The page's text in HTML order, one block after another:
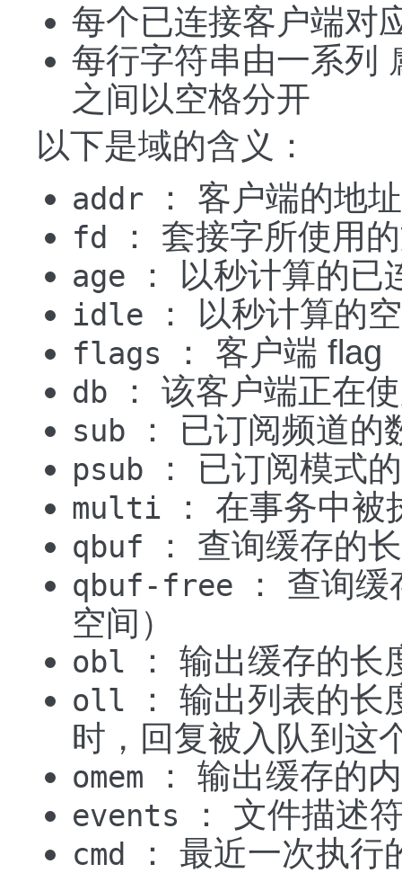
每个已连接客户端对
每行字符串由一系列
之间以空格分开
以下是域的含义：
addr ： 客户端的地
fd ： 套接字所使用
age ： 以秒计算的已
idle ： 以秒计算的
flags ： 客户端 flag
db ： 该客户端正在
sub ： 已订阅频道的
psub ： 已订阅模式
multi ： 在事务中
qbuf ： 查询缓存的
qbuf-free ： 查询
空间）
obl ： 输出缓存的长
oll ： 输出列表的
时，回复被入队到这
omem ： 输出缓存的
events ： 文件描述
cmd ： 最近一次执行